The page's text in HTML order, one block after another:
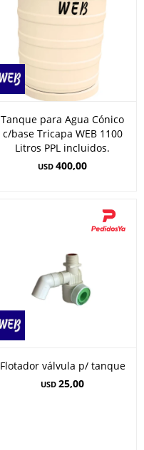
Tanque para Agua Cónico
c/base Tricapa WEB 1100
Litros PPL incluidos.
USD 400,00
Flotador válvula p/ tanque
USD 25,00